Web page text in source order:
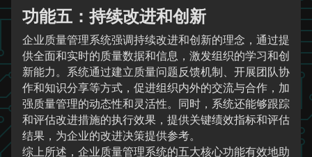
功能五：持续改进和创新
企业质量管理系统强调持续改进和创新的理念，通过提
供全面和实时的质量数据和信息，激发组织的学习和创
新能力。系统通过建立质量问题反馈机制、开展团队协
作和知识分享等方式，促进组织内外的交流与合作，加
强质量管理的动态性和灵活性。同时，系统还能够跟踪
和评估改进措施的执行效果，提供关键绩效指标和评估
结果，为企业的改进决策提供参考。
综上所述，企业质量管理系统的五大核心功能有效地助